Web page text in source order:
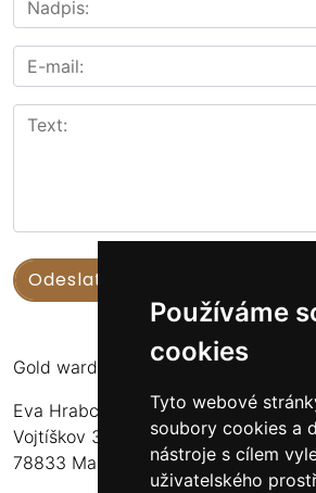
Používáme
cookies
Tyto webové
soubory cookies a
nástroje s cílem
uživatelského
Gold warden
Eva Hrabcová
Vojtíškov 3
78833 Malá Morava